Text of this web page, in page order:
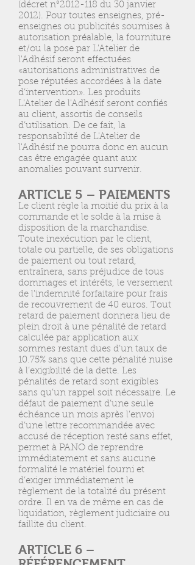
(décret n°2012-118 du 30 janvier
2012). Pour toutes enseignes, pré-
enseignes ou publicités soumises à
autorisation préalable, la fourniture
et/ou la pose par L'Atelier de
l'Adhésif seront effectuées
«autorisations administratives de
pose réputées accordées à la date
d’intervention». Les produits
L'Atelier de l'Adhésif seront confiés
au client, assortis de conseils
d’utilisation. De ce fait, la
responsabilité de L'Atelier de
l'Adhésif ne pourra donc en aucun
cas être engagée quant aux
anomalies pouvant survenir.
ARTICLE 5 – PAIEMENTS
Le client règle la moitié du prix à la
commande et le solde à la mise à
disposition de la marchandise.
Toute inexécution par le client,
totale ou partielle, de ses obligations
de paiement ou tout retard,
entraînera, sans préjudice de tous
dommages et intérêts, le versement
de l’indemnité forfaitaire pour frais
de recouvrement de 40 euros. Tout
retard de paiement donnera lieu de
plein droit à une pénalité de retard
calculée par application aux
sommes restant dues d’un taux de
10.75% sans que cette pénalité nuise
à l’exigibilité de la dette. Les
pénalités de retard sont exigibles
sans qu’un rappel soit nécessaire. Le
défaut de paiement d’une seule
échéance un mois après l’envoi
d’une lettre recommandée avec
accusé de réception resté sans effet,
permet à PANO de reprendre
immédiatement et sans aucune
formalité le matériel fourni et
d’exiger immédiatement le
règlement de la totalité du présent
ordre. Il en va de même en cas de
liquidation, règlement judiciaire ou
faillite du client.
ARTICLE 6 –